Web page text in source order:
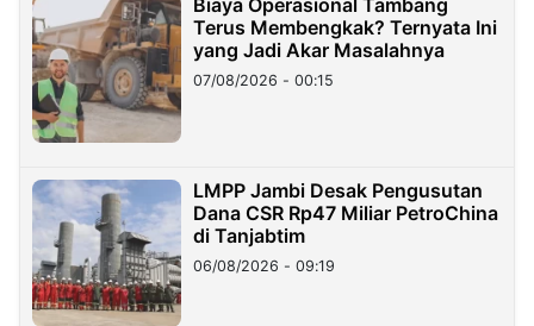
Terus Membengkak? Ternyata Ini
yang Jadi Akar Masalahnya
07/08/2026 - 00:15
LMPP Jambi Desak Pengusutan
Dana CSR Rp47 Miliar PetroChina
di Tanjabtim
06/08/2026 - 09:19